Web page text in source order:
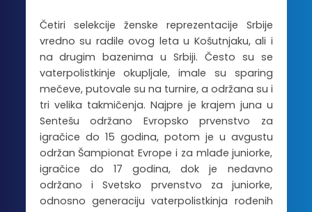
Četiri selekcije ženske reprezentacije Srbije
vredno su radile ovog leta u Košutnjaku, ali i
na drugim bazenima u Srbiji. Često su se
vaterpolistkinje okupljale, imale su sparing
mečeve, putovale su na turnire, a održana su i
tri velika takmičenja. Najpre je krajem juna u
Sentešu održano Evropsko prvenstvo za
igračice do 15 godina, potom je u avgustu
održan Šampionat Evrope i za mlađe juniorke,
igračice do 17 godina, dok je nedavno
održano i Svetsko prvenstvo za juniorke,
odnosno generaciju vaterpolistkinja rođenih